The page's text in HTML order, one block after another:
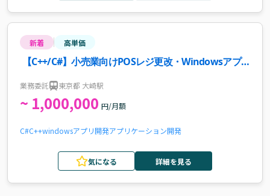
新着 高単価
【C++/C#】小売業向けPOSレジ更改・Windowsアプ
業務委託 東京都 大崎駅
~ 1,000,000 円/月額
C#C++windowsアプリ開発アプリケーション開発
気になる 詳細を見る